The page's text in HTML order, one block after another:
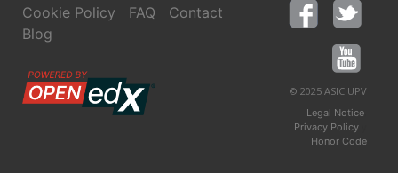
Cookie Policy FAQ
Contact
Blog
© 2025 ASIC UPV
Legal Notice,
Privacy Policyy
Honor Code